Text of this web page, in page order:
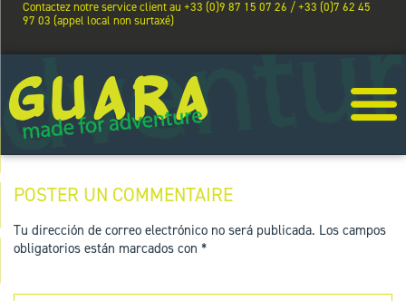
Contactez notre service client au +33 (0)9 87 15 07 26 / +33 (0)7 62 45
97 03 (appel local non surtaxé)
POSTER UN COMMENTAIRE
Tu dirección de correo electrónico no será publicada. Los campos
obligatorios están marcados con *